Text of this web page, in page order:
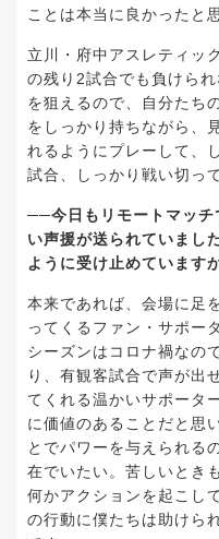
ことは本当に良かったと
立川・府中アスレティッ
の残り2試合でも負けら
を狙えるので、自分たち
をしっかり持ちながら、
れるようにプレーして、
試合、しっかり戦い切っ
──今日もリモートマッ
い声援が送られていまし
ように受け止めています
本来であれば、会場に足
ってくるファン・サポー
シーズンはコロナ禍なの
り、有観客試合で声が出
てくれる温かいサポータ
に価値のあることだと思
とでパワーを与えられる
在でいたい。苦しいとき
何かアクションを起こし
の行動に僕たちは助けら